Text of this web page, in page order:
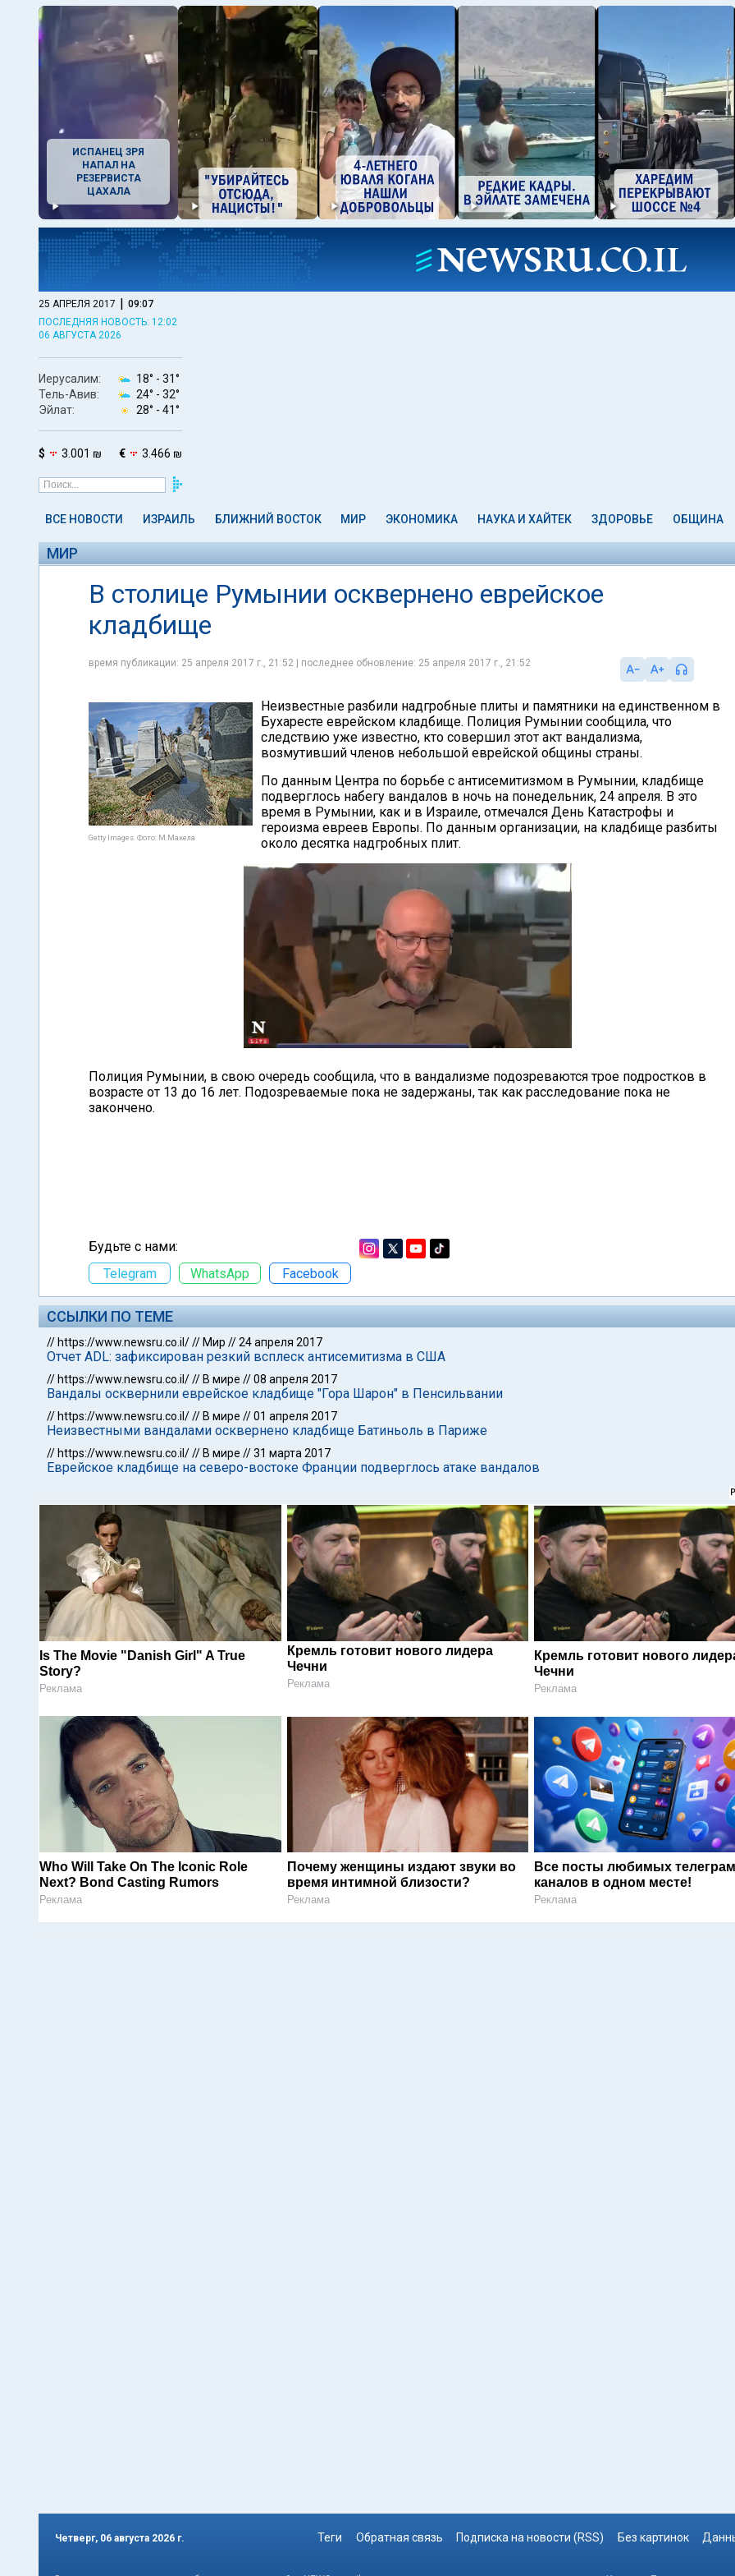
ИСПАНЕЦ ЗРЯ
НАПАЛ НА
РЕЗЕРВИСТА
ЦАХАЛА
25 АПРЕЛЯ 2017 | 09:07
ПОСЛЕДНЯЯ НОВОСТЬ: 12:02
06 АВГУСТА 2026
Иерусалим: 18° - 31°
Тель-Авив:
24° - 32°
Эйлат:
28° - 41°
$ 3.001 ₪ € 3.466 ₪
ВСЕ НОВОСТИ ИЗРАИЛЬ БЛИЖНИЙ ВОСТОК МИР ЭКОНОМИКА НАУКА И ХАЙТЕК ЗДОРОВЬЕ ОБЩИНА
МИР
В столице Румынии осквернено еврейское
кладбище
время публикации: 25 апреля 2017 г., 21:52 | последнее обновление: 25 апреля 2017 г., 21:52
Getty Images. Фото: М.Макела
Неизвестные разбили надгробные плиты и памятники на единственном в
Бухаресте еврейском кладбище. Полиция Румынии сообщила, что
следствию уже известно, кто совершил этот акт вандализма,
возмутивший членов небольшой еврейской общины страны.
По данным Центра по борьбе с антисемитизмом в Румынии, кладбище
подверглось набегу вандалов в ночь на понедельник, 24 апреля. В это
время в Румынии, как и в Израиле, отмечался День Катастрофы и
героизма евреев Европы. По данным организации, на кладбище разбиты
около десятка надгробных плит.
Полиция Румынии, в свою очередь сообщила, что в вандализме подозреваются трое подростков в
возрасте от 13 до 16 лет. Подозреваемые пока не задержаны, так как расследование пока не
закончено.
Будьте с нами:
Telegram
WhatsApp Facebook
ССЫЛКИ ПО ТЕМЕ
// https://www.newsru.co.il/// Мир //24 апреля 2017
Отчет ADL: зафиксирован резкий всплеск антисемитизма в США
// https://www.newsru.co.il/// В мире //08 апреля 2017
Вандалы осквернили еврейское кладбище "Гора Шарон" в Пенсильвании
// https://www.newsru.co.il/// В мире //01 апреля 2017
Неизвестными вандалами осквернено кладбище Батиньоль в Париже
// https://www.newsru.co.il/// В мире //31 марта 2017
Еврейское кладбище на северо-востоке Франции подверглось атаке вандалов
Is The Movie "Danish Girl" A True
Story?
Реклама
Кремль готовит нового лидера
Чечни
Реклама
Кремль готовит нового
Чечни
Реклама
Who Will Take On The Iconic Role
Next? Bond Casting Rumors
Реклама
Почему женщины издают звуки во
время интимной близости?
Реклама
Все посты любимых
каналов в одном месте!
Реклама
Четверг, 06 августа 2026 г. Теги Обратная связь Подписка на новости (RSS) Без картинок